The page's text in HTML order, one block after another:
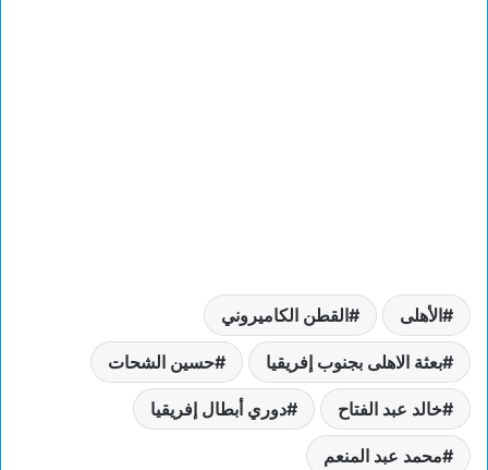
الأهلى القطن الكاميروني
بعثة الاهلى بجنوب إفريقيا حسين الشحات
خالد عبد الفتاح دوري أبطال إفريقيا
محمد عبد المنعم